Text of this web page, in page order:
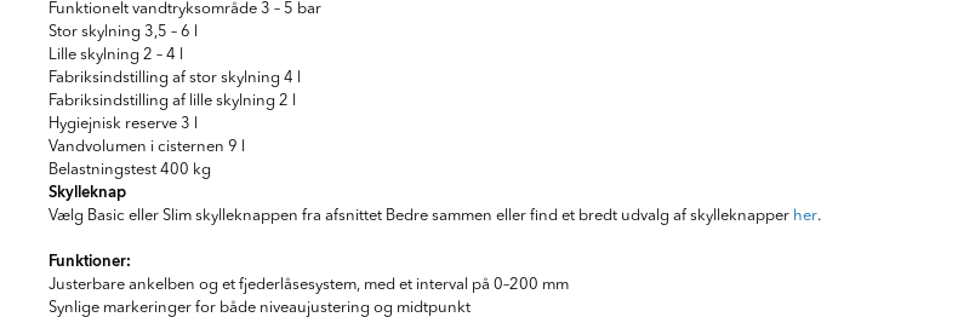
Funktionelt vandtryksområde 3 – 5 bar
Stor skylning 3,5 – 6 l
Lille skylning 2 – 4 l
Fabriksindstilling af stor skylning 4 l
Fabriksindstilling af lille skylning 2 l
Hygiejnisk reserve 3 l
Vandvolumen i cisternen 9 l
Belastningstest 400 kg
Skylleknap
Vælg Basic eller Slim skylleknappen fra afsnittet Bedre sammen eller find et bredt udvalg af skylleknapper her.
Funktioner:
Justerbare ankelben og et fjederlåsesystem, med et interval på 0–200 mm
Synlige markeringer for både niveaujustering og midtpunkt